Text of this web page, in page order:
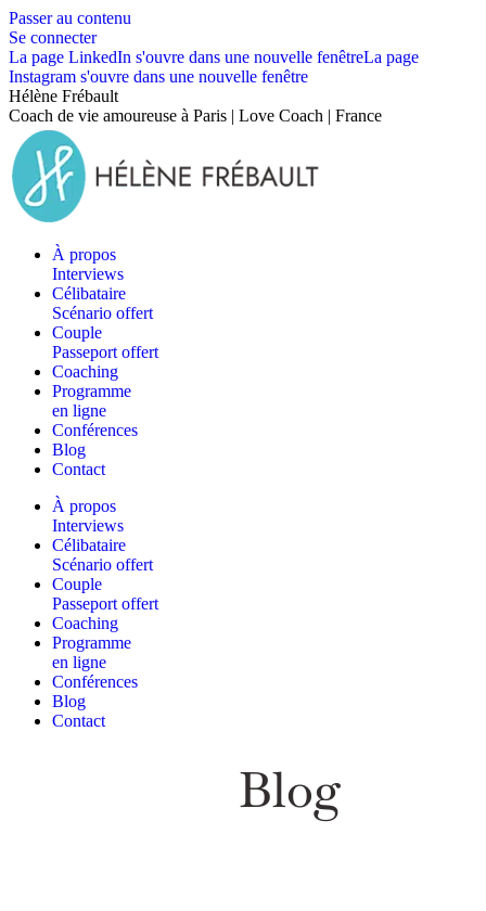
Passer au contenu
Se connecter
La page LinkedIn s'ouvre dans une nouvelle fenêtreLa page
Instagram s'ouvre dans une nouvelle fenêtre
Hélène Frébault
Coach de vie amoureuse à Paris | Love Coach | France
À propos
Interviews
Célibataire
Scénario offert
Couple
Passeport offert
Coaching
Programme
en ligne
Conférences
Blog
Contact
À propos
Interviews
Célibataire
Scénario offert
Couple
Passeport offert
Coaching
Programme
en ligne
Conférences
Blog
Contact
Blog